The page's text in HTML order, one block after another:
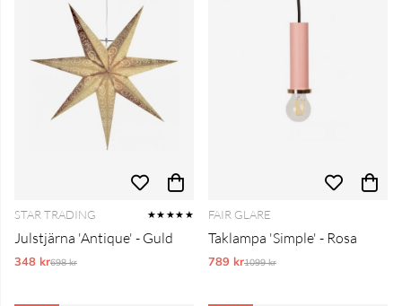
STAR TRADING ★★★★★
Julstjärna 'Antique' - Guld
348 krOrdinarie pris:
698 kr
FAIR GLARE
Taklampa 'Simple' - Rosa
789 krOrdinarie pris:
1099 kr